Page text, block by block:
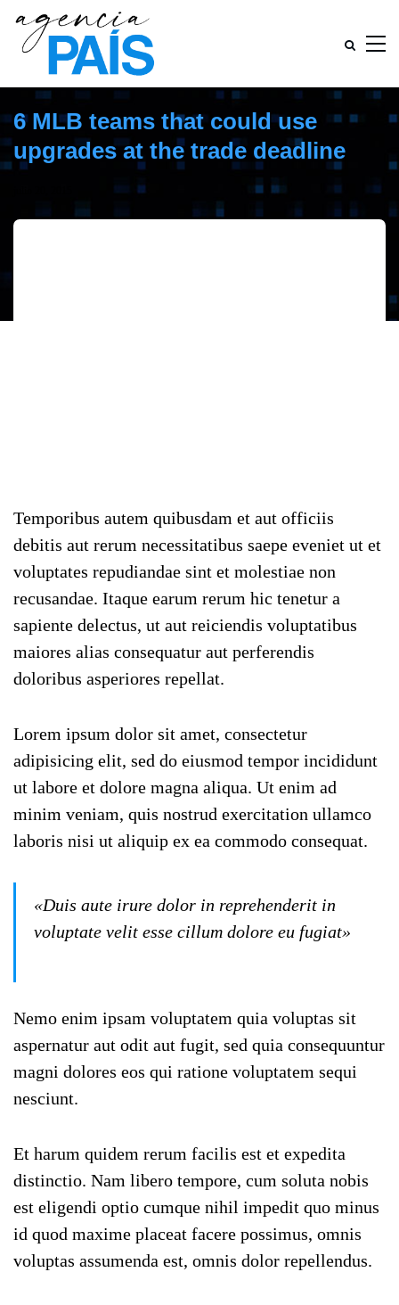
6 MLB teams that could use
upgrades at the trade deadline
Temporibus autem quibusdam et aut officiis
debitis aut rerum necessitatibus saepe eveniet ut et
voluptates repudiandae sint et molestiae non
recusandae. Itaque earum rerum hic tenetur a
sapiente delectus, ut aut reiciendis voluptatibus
maiores alias consequatur aut perferendis
doloribus asperiores repellat.
Lorem ipsum dolor sit amet, consectetur
adipisicing elit, sed do eiusmod tempor incididunt
ut labore et dolore magna aliqua. Ut enim ad
minim veniam, quis nostrud exercitation ullamco
laboris nisi ut aliquip ex ea commodo consequat.
«Duis aute irure dolor in reprehenderit in
voluptate velit esse cillum dolore eu fugiat»
Nemo enim ipsam voluptatem quia voluptas sit
aspernatur aut odit aut fugit, sed quia consequuntur
magni dolores eos qui ratione voluptatem sequi
nesciunt.
Et harum quidem rerum facilis est et expedita
distinctio. Nam libero tempore, cum soluta nobis
est eligendi optio cumque nihil impedit quo minus
id quod maxime placeat facere possimus, omnis
voluptas assumenda est, omnis dolor repellendus.